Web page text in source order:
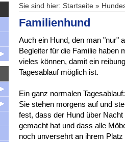
Kurssystem
Gruppentraining
Stationäre Ausbildung
Spezial: Jagdhund
Agility
"Gezielte
Sie sind hier: Startseite »
Familienhund
Auch ein Hund, den man "nur"
Begleiter für die Familie haben
vieles können, damit ein
Tagesablauf möglich ist.
Ein ganz normalen Tagesablauf:
Sie stehen morgens auf und
fest, dass der Hund über
gemacht hat und dass alle
noch unversehrt an ihrem